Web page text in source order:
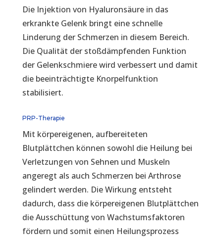
Die Injektion von Hyaluronsäure in das
erkrankte Gelenk bringt eine schnelle
Linderung der Schmerzen in diesem Bereich.
Die Qualität der stoßdämpfenden Funktion
der Gelenkschmiere wird verbessert und damit
die beeinträchtigte Knorpelfunktion
stabilisiert.
PRP-Therapie
Mit körpereigenen, aufbereiteten
Blutplättchen können sowohl die Heilung bei
Verletzungen von Sehnen und Muskeln
angeregt als auch Schmerzen bei Arthrose
gelindert werden. Die Wirkung entsteht
dadurch, dass die körpereigenen Blutplättchen
die Ausschüttung von Wachstumsfaktoren
fördern und somit einen Heilungsprozess